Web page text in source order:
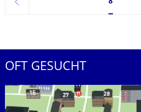
zurück
Seite 8,
8
OFT GESUCHT